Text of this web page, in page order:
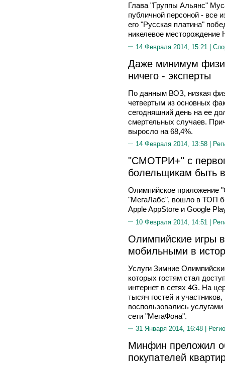
Глава "Группы Альянс"
публичной персоной - все
его "Русская платина"
никелевое месторождение
14 Февраля 2014, 15:21 |
Даже минимум
ничего - эксперты
По данным ВОЗ, низкая
четвертым из основных
сегодняшний день на ее
смертельных случаев.
выросло на 68,4%.
14 Февраля 2014, 13:58 |
"СМОТРИ+" с
болельщикам быть
Олимпийское приложение
"МегаЛабс", вошло в ТОП
Apple AppStore и Google
10 Февраля 2014, 14:51 |
Олимпийские игры
мобильными в
Услуги Зимние
которых гостям стал
интернет в сетях 4G. На
тысяч гостей и
воспользовались
сети "МегаФона".
31 Января 2014, 16:48 |
Минфин преложил
покупателей